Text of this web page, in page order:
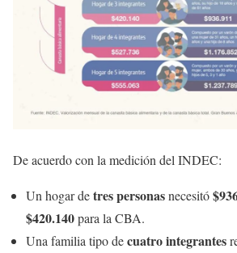
De acuerdo con la medición del INDEC:
Un hogar detres personasnecesitó
$420.140para la CBA.
Una familia tipo decuatro integrantes